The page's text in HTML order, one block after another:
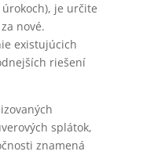
je určite
nové.
existujúcich
riešení
splátok,
znamená